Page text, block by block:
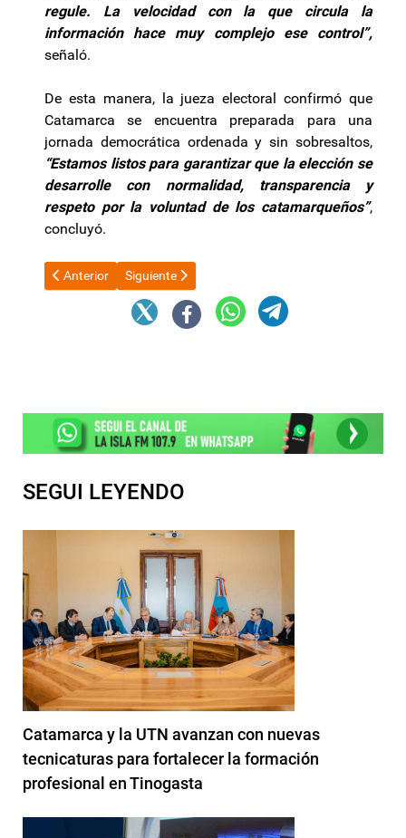
regule. La velocidad con la que circula la
información hace muy complejo ese control”,
señaló.
De esta manera, la jueza electoral confirmó que
Catamarca se encuentra preparada para una
jornada democrática ordenada y sin sobresaltos,
“Estamos listos para garantizar que la elección se
desarrolle con normalidad, transparencia y
respeto por la voluntad de los catamarqueños”,
concluyó.
Artículo anterior: Alberto Fernández comparó la deuda de los
Anterior Artículo siguiente: Los alimentos acumulan una
Siguiente
SEGUI LEYENDO
Catamarca y la UTN avanzan con nuevas
tecnicaturas para fortalecer la formación
profesional en Tinogasta